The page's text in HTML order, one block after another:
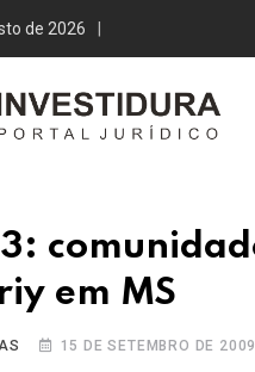
de 2026
3:
em MS
15 DE SETEMBRO DE 2009